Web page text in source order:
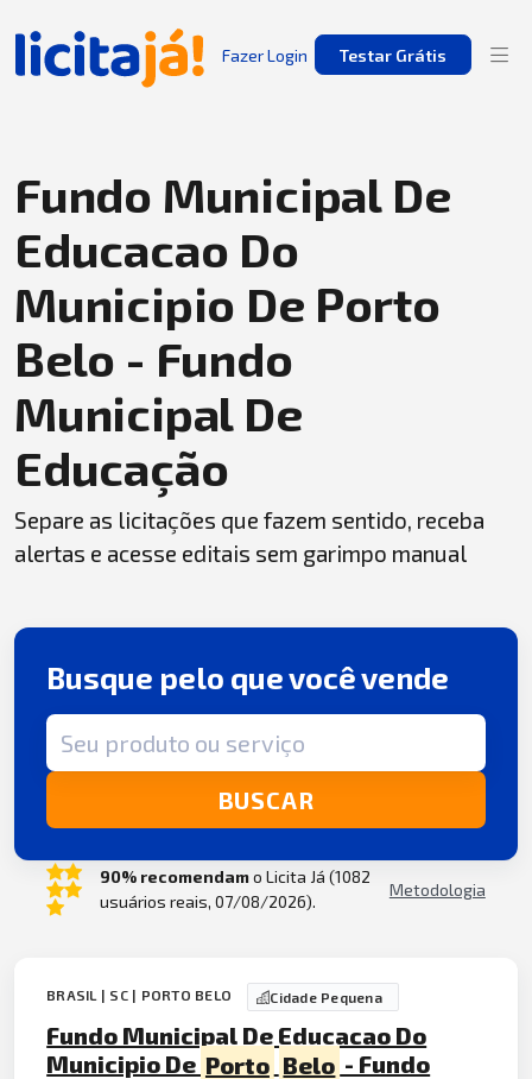
Fazer Login Testar Grátis
Fundo Municipal De
Educacao Do
Municipio De Porto
Belo - Fundo
Municipal De
Educação
Separe as licitações que fazem sentido, receba
alertas e acesse editais sem garimpo manual
Busque pelo que você vende
Termo de busca
BUSCAR
90% recomendamo Licita Já (1082
usuários reais, 07/08/2026).
Metodologia
BRASIL | SC | PORTO BELO Cidade Pequena
Fundo Municipal De Educacao Do
Municipio De Porto Belo - Fundo